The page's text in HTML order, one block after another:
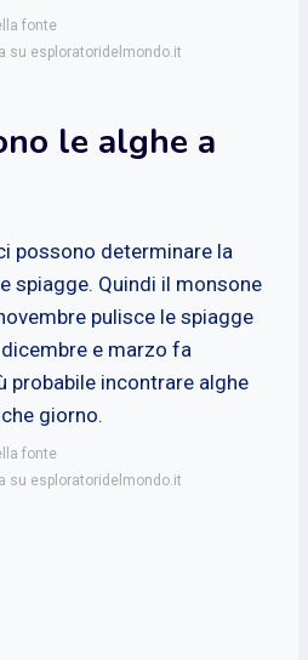
fonte
su esploratoridelmondo.it
le alghe a
possono determinare la
spiagge. Quindi il monsone
pulisce le spiagge
e marzo fa
probabile incontrare alghe
giorno.
fonte
su esploratoridelmondo.it